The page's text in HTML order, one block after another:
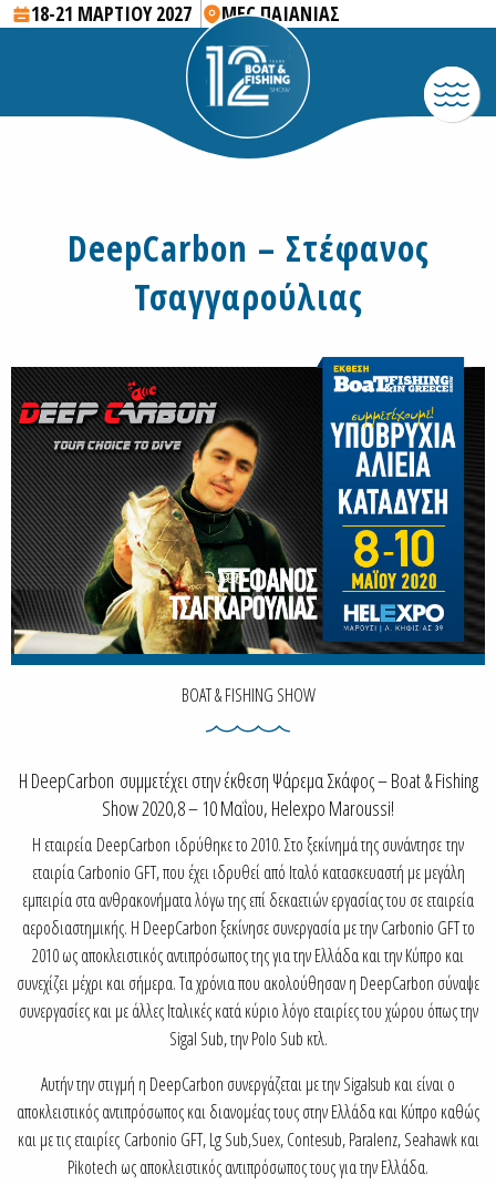
18-21 ΜΑΡΤΙΟΥ 2027 MEC ΠΑΙΑΝΙΑΣ
DeepCarbon – Στέφανος
Τσαγγαρούλιας
BOAT & FISHING SHOW
Η DeepCarbon συμμετέχει στην έκθεση Ψάρεμα Σκάφος – Boat & Fishing
Show 2020,8 – 10 Μαΐου, Helexpo Maroussi!
Η εταιρεία DeepCarbon ιδρύθηκε το 2010. Στο ξεκίνημά της συνάντησε την
εταιρία Carbonio GFT, που έχει ιδρυθεί από Ιταλό κατασκευαστή με μεγάλη
εμπειρία στα ανθρακονήματα λόγω της επί δεκαετιών εργασίας του σε εταιρεία
αεροδιαστημικής. Η DeepCarbon ξεκίνησε συνεργασία με την Carbonio GFT το
2010 ως αποκλειστικός αντιπρόσωπος της για την Ελλάδα και την Κύπρο και
συνεχίζει μέχρι και σήμερα. Τα χρόνια που ακολούθησαν η DeepCarbon σύναψε
συνεργασίες και με άλλες Ιταλικές κατά κύριο λόγο εταιρίες του χώρου όπως την
Sigal Sub, την Polo Sub κτλ.
Αυτήν την στιγμή η DeepCarbon συνεργάζεται με την Sigalsub και είναι ο
αποκλειστικός αντιπρόσωπος και διανομέας τους στην Ελλάδα και Κύπρο καθώς
και με τις εταιρίες Carbonio GFT, Lg Sub,Suex, Contesub, Paralenz, Seahawk και
Pikotech ως αποκλειστικός αντιπρόσωπος τους για την Ελλάδα.